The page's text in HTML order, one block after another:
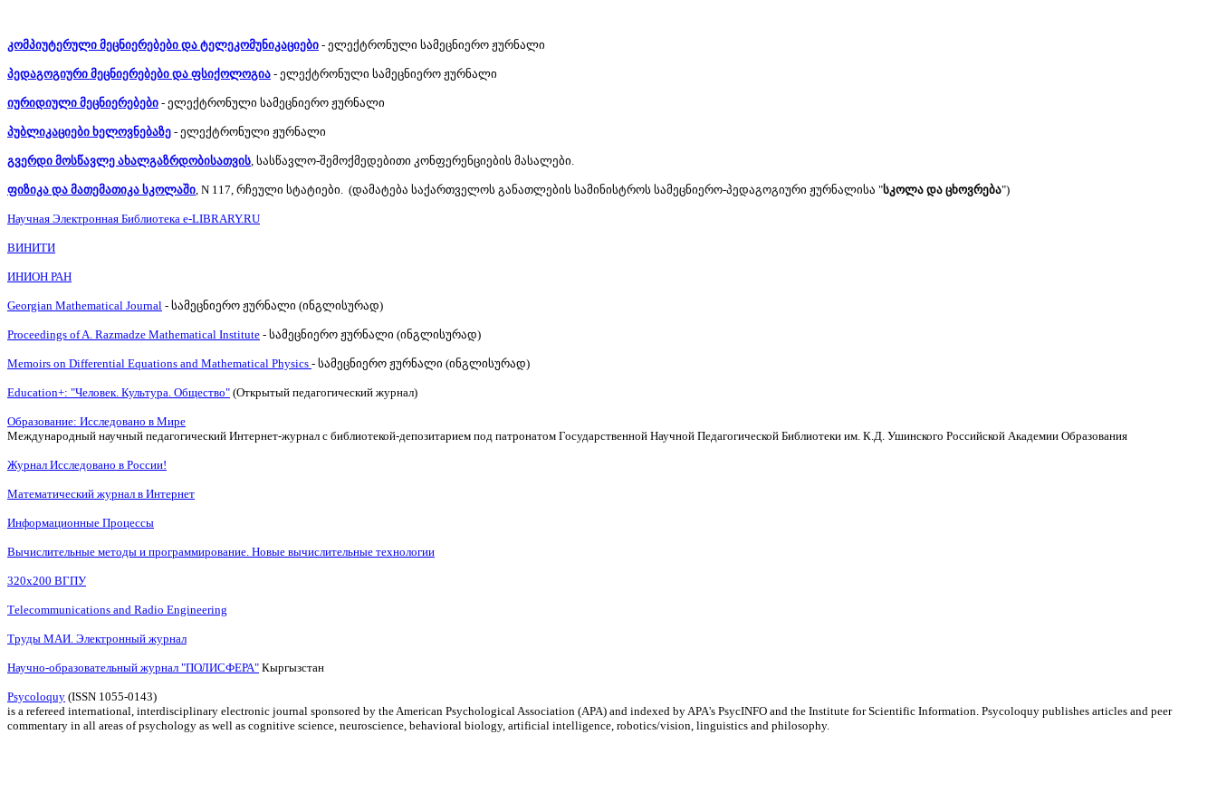
კომპიუტერული მეცნიერებები და ტელეკომუნიკაციები - ელექტრონული სამეცნიერო ჟურნალი
პედაგოგიური მეცნიერებები და ფსიქოლოგია - ელექტრონული სამეცნიერო ჟურნალი
იურიდიული მეცნიერებები - ელექტრონული სამეცნიერო ჟურნალი
პუბლიკაციები ხელოვნებაზე - ელექტრონული ჟურნალი
გვერდი მოსწავლე ახალგაზრდობისათვის, სასწავლო-შემოქმედებითი კონფერენციების მასალები.
ფიზიკა და მათემათიკა სკოლაში, N 117, რჩეული სტატიები. (დამატება საქართველოს განათლების სამინისტროს სამეცნიერო-პედაგოგიური ჟურნალისა "სკოლა და ცხოვრება")
Научная Электронная Библиотека e-LIBRARY.RU
ВИНИТИ
ИНИОН РАН
Georgian Mathematical Journal - სამეცნიერო ჟურნალი (ინგლისურად)
Proceedings of A. Razmadze Mathematical Institute - სამეცნიერო ჟურნალი (ინგლისურად)
Memoirs on Differential Equations and Mathematical Physics - სამეცნიერო ჟურნალი (ინგლისურად)
Education+: "Человек. Культура. Общество" (Открытый педагогический журнал)
Образование: Исследовано в Мире
Международный научный педагогический Интернет-журнал с библиотекой-депозитарием под патронатом Государственной Научной Педагогической Библиотеки им. К.Д. Ушинского Российской Академии Образования
Журнал Исследовано в России!
Математический журнал в Интернет
Информационные Процессы
Вычислительные методы и программирование. Новые вычислительные технологии
320x200 ВГПУ
Тelecommunications and Radio Engineering
Труды МАИ. Электронный журнал
Научно-образовательный журнал "ПОЛИСФЕРА" Кыргызстан
Psycoloquy (ISSN 1055-0143)
is a refereed international, interdisciplinary electronic journal sponsored by the American Psychological Association (APA) and indexed by APA's PsycINFO and the Institute for Scientific Information. Psycoloquy publishes articles and peer
commentary in all areas of psychology as well as cognitive science, neuroscience, behavioral biology, artificial intelligence, robotics/vision, linguistics and philosophy.